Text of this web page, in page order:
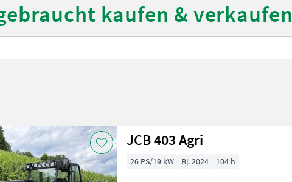
kaufen & verkaufen
JCB 403 Agri
26 PS/19 kW Bj. 2024 104 h